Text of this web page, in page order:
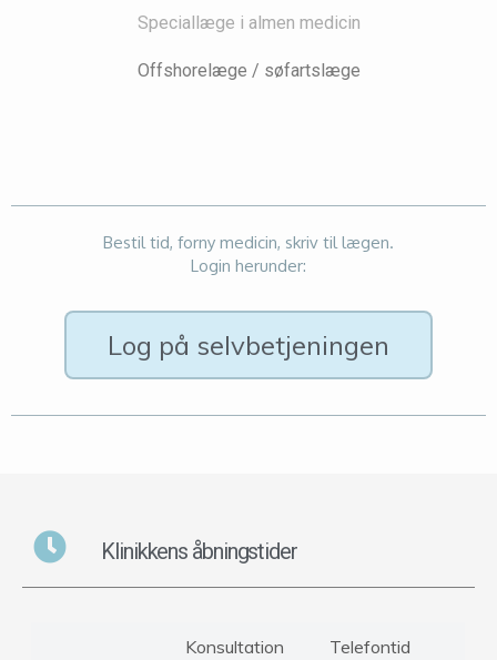
Speciallæge i almen medicin
Offshorelæge / søfartslæge
Bestil tid, forny medicin, skriv til lægen.
Login herunder:
Log på selvbetjeningen
Klinikkens åbningstider
Konsultation Telefontid